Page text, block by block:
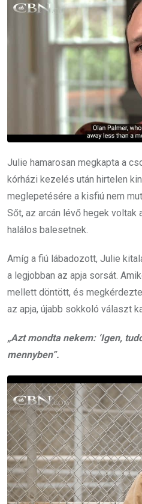
Julie hamarosan megkapta a
kórházi kezelés után hirtelen
meglepetésére a kisfiú nem
Sőt, az arcán lévő hegek voltak
halálos balesetnek.
Amíg a fiú lábadozott, Julie
a legjobban az apja sorsát.
mellett döntött, és
az apja, újabb sokkoló választ
„Azt mondta nekem: ‘Igen,
mennyben”.